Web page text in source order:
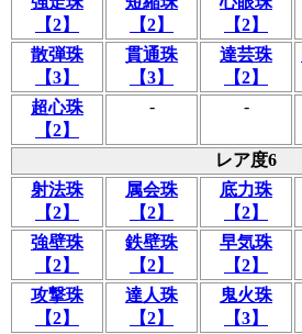
【2】
【2】
【2】
散弾珠
【3】
貫通珠
【3】
達芸珠
【2】
超心珠
【2】
- -
レア度6
射法珠
【2】
属会珠
【2】
底力珠
【2】
強壁珠
【2】
鉄壁珠
【2】
早気珠
【2】
攻撃珠
【2】
達人珠
【2】
鬼火珠
【3】